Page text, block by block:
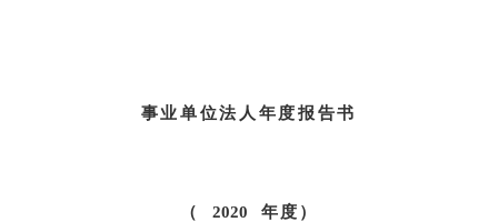
事业单位法人年度报告书
（ 2020 年度）